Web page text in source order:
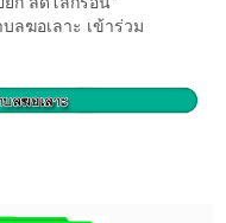
ลฆอเลาะ เข้าร่วม